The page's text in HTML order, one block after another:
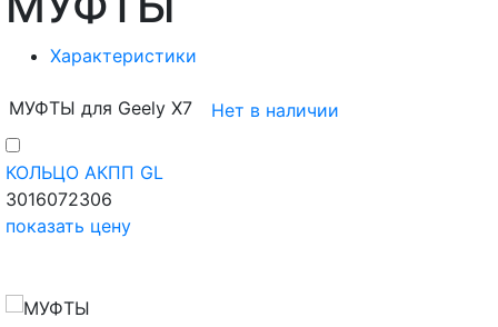
Характеристики
МУФТЫ для Geely X7 Нет в наличии
КОЛЬЦО АКПП GL
3016072306
показать цену